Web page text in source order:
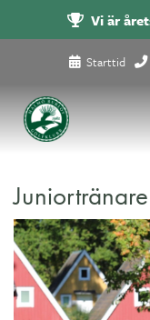
Vi är
Starttid